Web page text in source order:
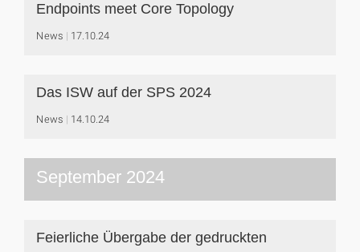
Endpoints meet Core Topology
News 17.10.24
Das ISW auf der SPS 2024
News 14.10.24
September 2024
Feierliche Übergabe der gedruckten